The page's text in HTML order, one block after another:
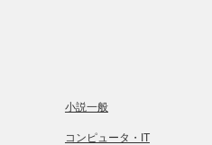
小説一般
コンピュータ・IT